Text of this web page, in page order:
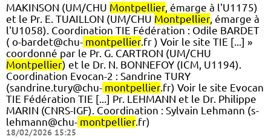
MAKINSON (UM/CHU Montpellier, émarge à l'U1175)
et le Pr. E. TUAILLON (UM/CHU Montpellier, émarge à
l'U1058). ​Coordination TIE Fédération : Odile BARDET
( o-bardet@chu- montpellier.fr ) Voir le site TIE [...] »
coordonné par le Pr. G. CARTRON (UM/CHU
Montpellier) et le Dr. N. BONNEFOY (ICM, U1194).
Coordination Evocan-2 : Sandrine TURY
(sandrine.tury@chu- montpellier.fr) Voir le site Evocan
TIE Fédération TIE [...] Pr. LEHMANN et le Dr. Philippe
MARIN (CNRS-IGF). ​Coordination : Sylvain Lehmann (s-
lehmann@chu- montpellier.fr)
18/02/2026 15:25